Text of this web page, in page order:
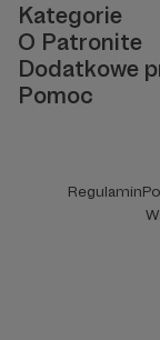
Kategorie
O Patronite
Dodatkowe
Pomoc
Regulamin